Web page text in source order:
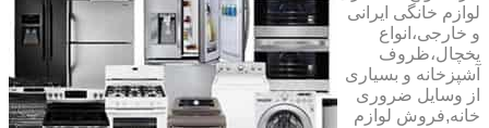
لوازم خانگی ایرانی
و خارجی،انواع
یخچال،ظروف
آشپزخانه و بسیاری
از وسایل ضروری
خانه,فروش لوازم